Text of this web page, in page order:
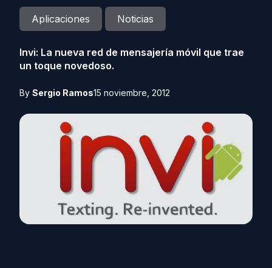
Aplicaciones Noticias
Invi: La nueva red de mensajería móvil que trae
un toque novedoso.
By Sergio Ramos15 noviembre, 2012